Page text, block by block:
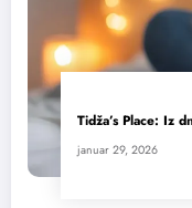
Tidža’s Place: Iz
januar 29, 2026